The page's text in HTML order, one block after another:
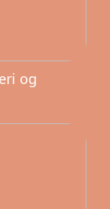
og